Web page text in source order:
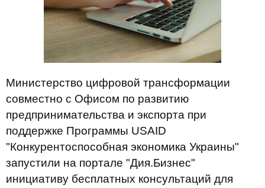
Министерство цифровой трансформации
совместно с Офисом по развитию
предпринимательства и экспорта при
поддержке Программы USAID
"Конкурентоспособная экономика Украины"
запустили на портале "Дия.Бизнес"
инициативу бесплатных консультаций для